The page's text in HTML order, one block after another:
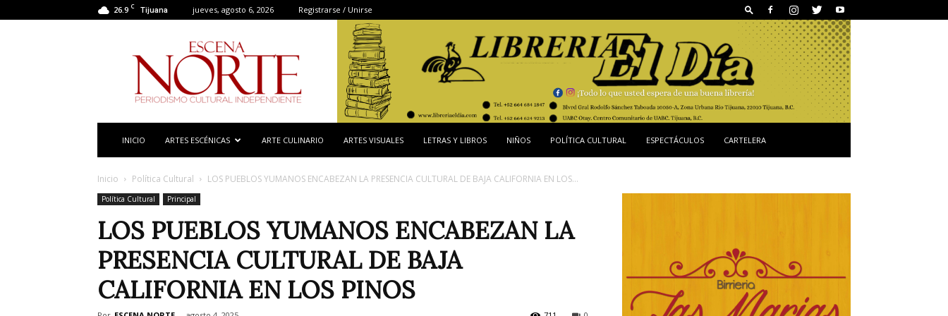
26.9 C Tijuana jueves, agosto 6, 2026 Registrarse / Unirse
Norte
INICIO ARTES ESCÉNICAS ARTE CULINARIO ARTES VISUALES LETRAS Y LIBROS NIÑOS POLÍTICA CULTURAL ESPECTÁCULOS CARTELERA
Inicio Política Cultural LOS PUEBLOS YUMANOS ENCABEZAN LA PRESENCIA CULTURAL DE BAJA CALIFORNIA EN LOS...
Política Cultural Principal
LOS PUEBLOS YUMANOS ENCABEZAN LA
PRESENCIA CULTURAL DE BAJA
CALIFORNIA EN LOS PINOS